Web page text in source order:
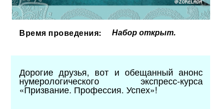
Время проведения: Набор открыт.
Дорогие друзья, вот и обещанный анонс
нумерологического экспресс-курса
«Призвание. Профессия. Успех»!